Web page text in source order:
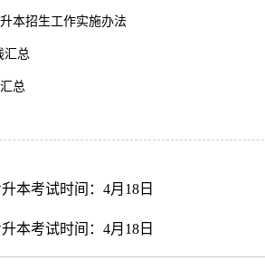
本招生工作实施办法
汇总
总
本考试时间：4月18日
本考试时间：4月18日